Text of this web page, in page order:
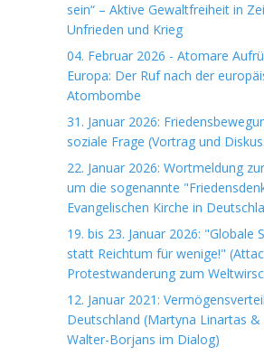
sein“ – Aktive Gewaltfreiheit in
Unfrieden und Krieg
04. Februar 2026 - Atomare
Europa: Der Ruf nach der
Atombombe
31. Januar 2026:
soziale Frage (Vortrag und
22. Januar 2026: Wortmeldung
um die sogenannte
Evangelischen Kirche in
19. bis 23. Januar 2026: "Globale
statt Reichtum für wenige!"
Protestwanderung zum
12. Januar 2021:
Deutschland (Martyna Linartas
Walter-Borjans im Dialog)